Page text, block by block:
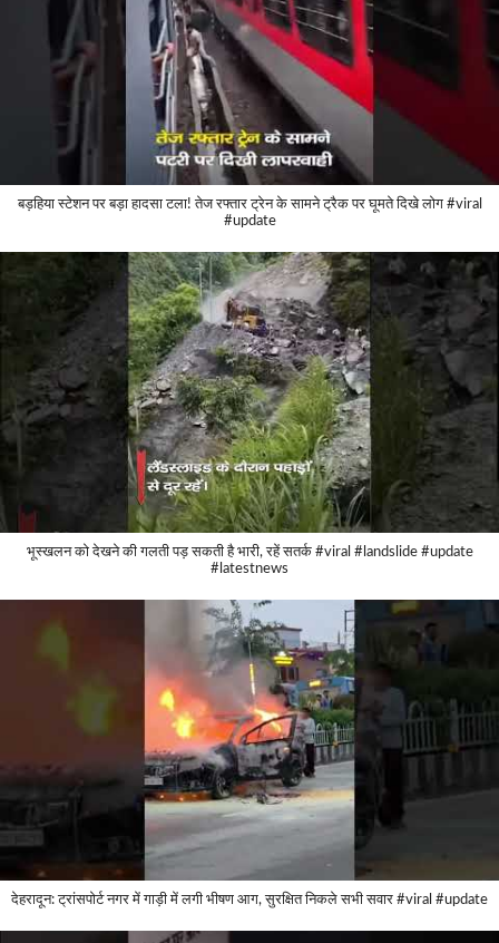
बड़हिया स्टेशन पर बड़ा हादसा टला! तेज रफ्तार ट्रेन के सामने ट्रैक पर घूमते दिखे लोग #viral
#update
भूस्खलन को देखने की गलती पड़ सकती है भारी, रहें सतर्क #viral #landslide #update
#latestnews
देहरादून: ट्रांसपोर्ट नगर में गाड़ी में लगी भीषण आग, सुरक्षित निकले सभी सवार #viral #update